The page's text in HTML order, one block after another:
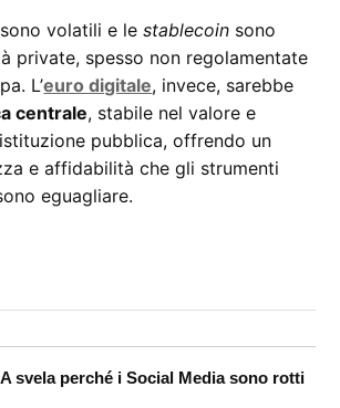
volatili e lestablecoin sono
private, spesso non regolamentate
L’euro digitale, invece, sarebbe
centrale, stabile nel valore e
pubblica, offrendo un
e affidabilità che gli strumenti
eguagliare.
svela perché i Social Media sono rotti